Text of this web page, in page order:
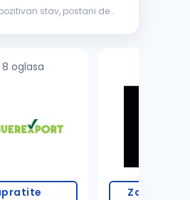
stav, postani deo
8 oglasa
Zapratite